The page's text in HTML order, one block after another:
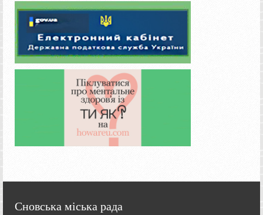
Сновська міська рада